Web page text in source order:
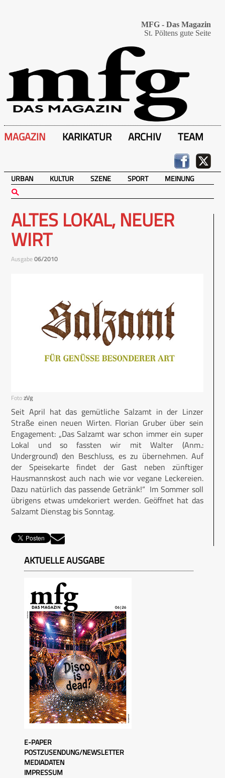
MFG - Das Magazin
St. Pöltens gute Seite
MAGAZIN KARIKATUR ARCHIV TEAM
URBAN KULTUR SZENE SPORT MEINUNG
ALTES LOKAL, NEUER
WIRT
Ausgabe06/2010
FotozVg
Seit April hat das gemütliche Salzamt in der Linzer
Straße einen neuen Wirten. Florian Gruber über sein
Engagement: „Das Salzamt war schon immer ein super
Lokal und so fassten wir mit Walter (Anm.:
Underground) den Beschluss, es zu übernehmen. Auf
der Speisekarte findet der Gast neben zünftiger
Hausmannskost auch nach wie vor vegane Leckereien.
Dazu natürlich das passende Getränk!“ Im Sommer soll
übrigens etwas umdekoriert werden. Geöffnet hat das
Salzamt Dienstag bis Sonntag.
AKTUELLE AUSGABE
E-PAPER
POSTZUSENDUNG/NEWSLETTER
MEDIADATEN
IMPRESSUM